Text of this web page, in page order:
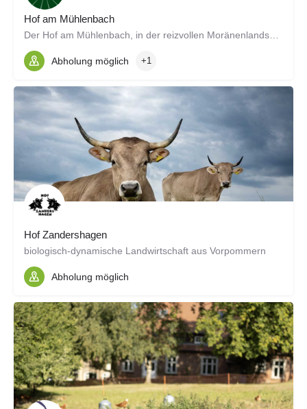
Hof am Mühlenbach
Abholung möglich +1
Hof Zandershagen
biologisch-dynamische Landwirtschaft aus Vorpommern
Abholung möglich